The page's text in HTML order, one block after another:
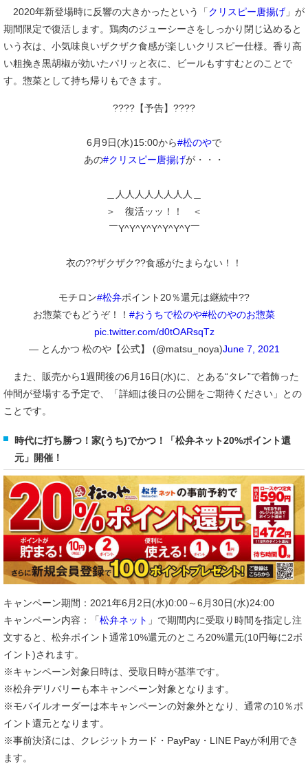
2020年新登場時に反響の大きかったという「クリスピー唐揚げ 」が
期間限定で復活します。鶏肉のジューシーさをしっかり閉じ込めると
いう衣は、小気味良いザクザク食感が楽しいクリスピー仕様。香り高
い粗挽き黒胡椒が効いたパリッと衣に、ビールもすすむとのことで
す。惣菜として持ち帰りもできます。
????【予告】????
6月9日(水)15:00から#松のやで
あの#クリスピー唐揚げが・・・
＿人人人人人人人人＿
＞ 復活ッッ！！ ＜
￣Y^Y^Y^Y^Y^Y^Y￣
衣の??ザクザク??食感がたまらない！！
モチロン#松弁ポイント20％還元は継続中??
お惣菜でもどうぞ！！ #おうちで松のや#松のやのお惣菜
pic.twitter.com/d0tOARsqTz
— とんかつ 松のや【公式】 (@matsu_noya)June 7, 2021
また、販売から1週間後の6月16日(水)に、とある“タレ”で着飾った
仲間が登場する予定で、「詳細は後日の公開をご期待ください」との
ことです。
時代に打ち勝つ！家(うち)でかつ！「松弁ネット20%ポイント還
元」開催！
キャンペーン期間：2021年6月2日(水)0:00～6月30日(水)24:00
キャンペーン内容：「松弁ネット 」で期間内に受取り時間を指定し注
文すると、松弁ポイント通常10%還元のところ20%還元(10円毎に2ポ
イント)されます。
※キャンペーン対象日時は、受取日時が基準です。
※松弁デリバリーも本キャンペーン対象となります。
※モバイルオーダーは本キャンペーンの対象外となり、通常の10％ポ
イント還元となります。
※事前決済には、クレジットカード・PayPay・LINE Payが利用でき
ます。